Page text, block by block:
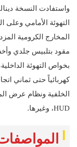
واستفادت النسخة
المخارج الكرومية
مقود بتلبيس جلدي
بخواص التهوئة
كهربائياً حتى ثماني
الخلفية ونظام عرض
HUD، وغيرها.